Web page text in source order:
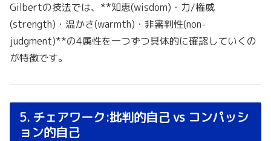
Gilbertの技法では、**知恵(wisdom)・力/権威
(strength)・温かさ(warmth)・非審判性(non-
judgment)**の4属性を一つずつ具体的に確認していくの
が特徴です。
5. チェアワーク:批判的自己 vs コンパッシ
ョン的自己